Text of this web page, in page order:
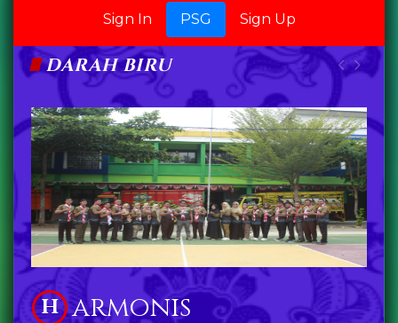
Sign In PSG Sign Up
DARAH BIRU
B ermutu I